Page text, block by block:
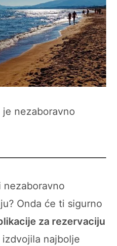
nezaboravno
nezaboravno
Onda će ti sigurno
za rezervaciju
izdvojila najbolje